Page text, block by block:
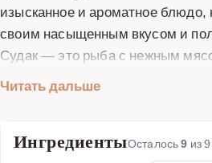
изысканное и ароматное блюдо,
своим насыщенным вкусом и
Судак — это рыба с нежным
для бульона. Можжевельник
завершённость вкуса.
Читать дальше
ИнгредиентыОсталось9 из9